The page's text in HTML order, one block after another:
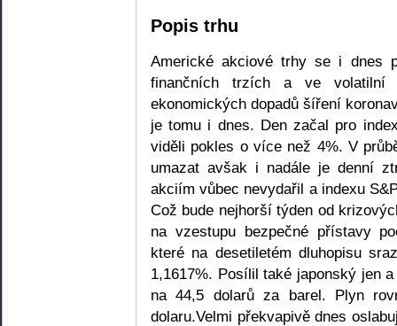
Popis trhu
Americké akciové trhy se i dnes
finančních trzích a ve
ekonomických dopadů šíření
je tomu i dnes. Den začal pro
viděli pokles o více než 4%. V
umazat avšak i nadále je denní
akciím vůbec nevydařil a indexu
Což bude nejhorší týden od
na vzestupu bezpečné přístavy
které na desetiletém dluhopisu
1,1617%. Posílil také japonský jen
na 44,5 dolarů za barel. Plyn
dolaru.Velmi překvapivě dnes